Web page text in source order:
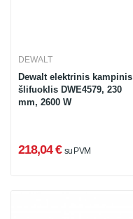
DEWALT
Dewalt elektrinis kampinis
šlifuoklis DWE4579, 230
mm, 2600 W
218,04 € su PVM